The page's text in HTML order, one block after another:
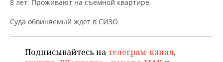
ФИГУРНОЕ КАТАНИЕ
ВОДНЫЕ ВИДЫ СПОРТА
ХОККЕЙ С МЯЧОМ
МЕДИЦИНА
ОБРАЗОВАНИЕ
ПРОИСШЕСТВИЯ
8 лет. Проживают на съемной квартире.
Суда обвиняемый ждет в СИЗО.
Подписывайтесь на телеграм-канал,